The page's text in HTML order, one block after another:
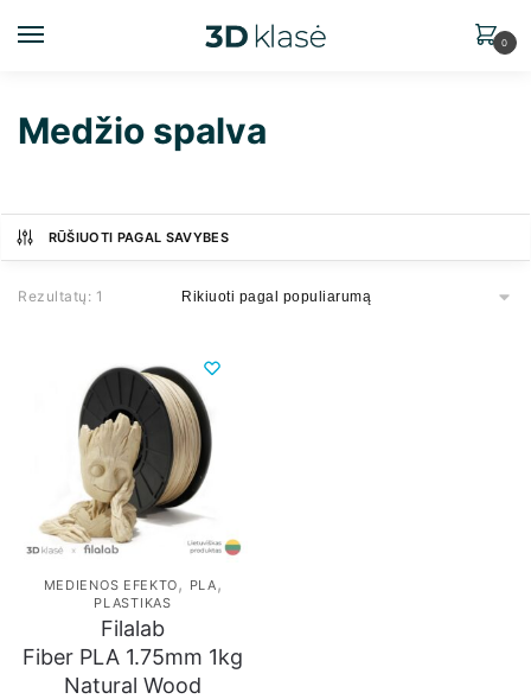
0
Medžio spalva
RŪŠIUOTI PAGAL SAVYBES
Rezultatų: 1
MEDIENOS EFEKTO, PLA,
PLASTIKAS
Filalab
Fiber PLA 1.75mm 1kg
Natural Wood